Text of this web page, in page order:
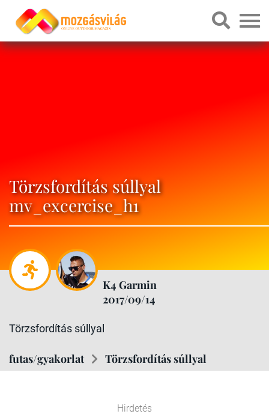
Törzsfordítás súllyal
mv_excercise_h1
K4 Garmin
2017/09/14
Törzsfordítás súllyal
futas/gyakorlat Törzsfordítás súllyal
Hirdetés